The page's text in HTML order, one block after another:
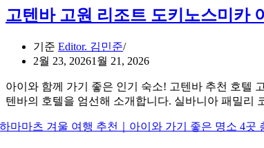
고텐바 고원 리조트 도키노스미카
기준 Editor. 김민준
2월 23, 20261월 21, 2026
아이와 함께 가기 좋은 인기 숙소! 고텐바 추천 호텔
텐바의 호텔을 엄선해 소개합니다. 실바니아 패밀리